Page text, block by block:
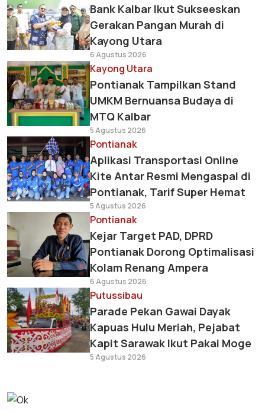
Bank Kalbar Ikut Sukseeskan
Gerakan Pangan Murah di
Kayong Utara
6 Agustus 2026
Kayong Utara
Pontianak Tampilkan Stand
UMKM Bernuansa Budaya di
MTQ Kalbar
5 Agustus 2026
Pontianak
Aplikasi Transportasi Online
Kite Antar Resmi Mengaspal di
Pontianak, Tarif Super Hemat
5 Agustus 2026
Pontianak
Kejar Target PAD, DPRD
Pontianak Dorong Optimalisasi
Kolam Renang Ampera
6 Agustus 2026
Putussibau
Parade Pekan Gawai Dayak
Kapuas Hulu Meriah, Pejabat
Kapit Sarawak Ikut Pakai Moge
5 Agustus 2026